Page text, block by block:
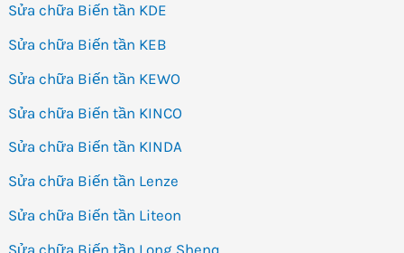
Sửa chữa Biến tần KDE
Sửa chữa Biến tần KEB
Sửa chữa Biến tần KEWO
Sửa chữa Biến tần KINCO
Sửa chữa Biến tần KINDA
Sửa chữa Biến tần Lenze
Sửa chữa Biến tần Liteon
Sửa chữa Biến tần Long Shenq